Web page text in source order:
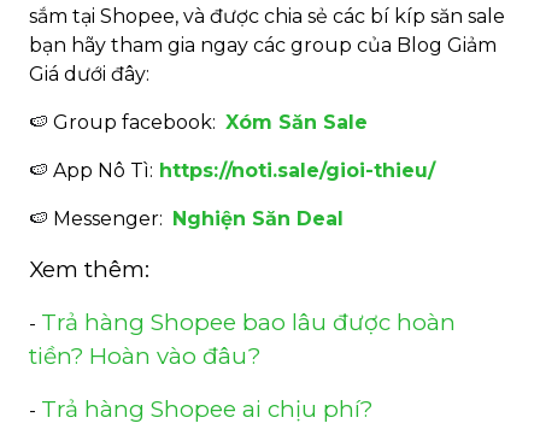
sắm tại Shopee, và được chia sẻ các bí kíp săn sale
bạn hãy tham gia ngay các group của Blog Giảm
Giá dưới đây:
🍉 Group facebook: Xóm Săn Sale
🍉 App Nô Tì: https://noti.sale/gioi-thieu/
🍉 Messenger: Nghiện Săn Deal
Xem thêm:
- Trả hàng Shopee bao lâu được hoàn
tiền? Hoàn vào đâu?
- Trả hàng Shopee ai chịu phí?